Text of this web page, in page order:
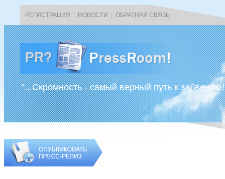
РЕГИСТРАЦИЯ НОВОСТИ ОБРАТНАЯ СВЯЗЬ
“...Скромность - самый верный путь к